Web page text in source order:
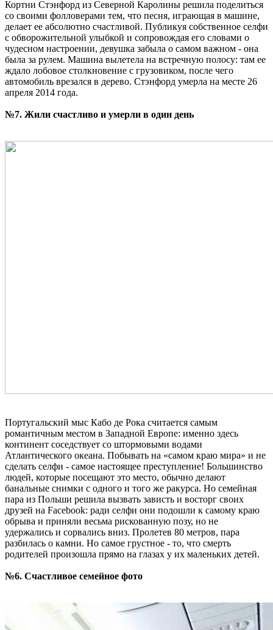
Кортни Стэнфорд из Северной Каролины решила поделиться
со своими фолловерами тем, что песня, играющая в машине,
делает ее абсолютно счастливой. Публикуя собственное селфи
с обворожительной улыбкой и сопровождая его словами о
чудесном настроении, девушка забыла о самом важном - она
была за рулем. Машина вылетела на встречную полосу: там ее
ждало лобовое столкновение с грузовиком, после чего
автомобиль врезался в дерево. Стэнфорд умерла на месте 26
апреля 2014 года.
№7. Жили счастливо и умерли в один день
Португальский мыс Кабо де Рока считается самым
романтичным местом в Западной Европе: именно здесь
континент соседствует со штормовыми водами
Атлантического океана. Побывать на «самом краю мира» и не
сделать селфи - самое настоящее преступление! Большинство
людей, которые посещают это место, обычно делают
банальные снимки с одного и того же ракурса. Но семейная
пара из Польши решила вызвать зависть и восторг своих
друзей на Facebook: ради селфи они подошли к самому краю
обрыва и приняли весьма рискованную позу, но не
удержались и сорвались вниз. Пролетев 80 метров, пара
разбилась о камни. Но самое грустное - то, что смерть
родителей произошла прямо на глазах у их маленьких детей.
№6. Счастливое семейное фото